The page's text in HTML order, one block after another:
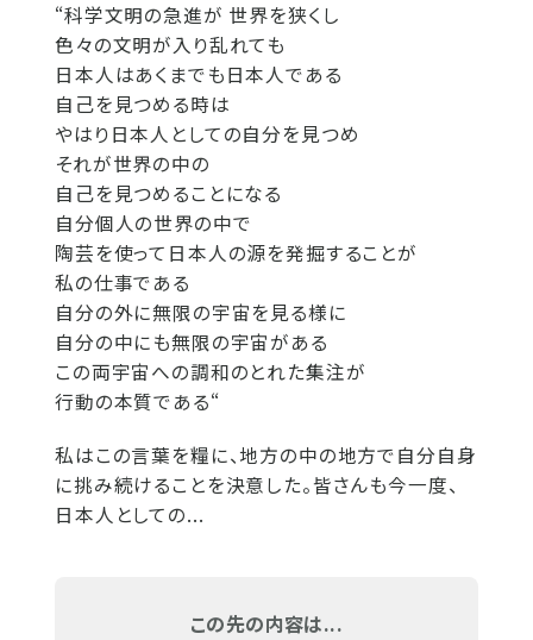
“科学文明の急進が 世界を狭くし
色々の文明が入り乱れても
日本人はあくまでも日本人である
自己を見つめる時は
やはり日本人としての自分を見つめ
それが世界の中の
自己を見つめることになる
自分個人の世界の中で
陶芸を使って日本人の源を発掘することが
私の仕事である
自分の外に無限の宇宙を見る様に
自分の中にも無限の宇宙がある
この両宇宙への調和のとれた集注が
行動の本質である“
私はこの言葉を糧に、地方の中の地方で自分自身
に挑み続けることを決意した。皆さんも今一度、
日本人としての...
この先の内容は...